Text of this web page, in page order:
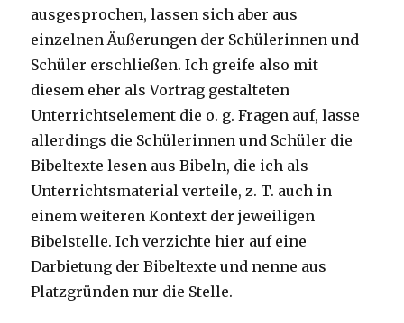
ausgesprochen, lassen sich aber aus
einzelnen Äußerungen der Schülerinnen und
Schüler erschließen. Ich greife also mit
diesem eher als Vortrag gestalteten
Unterrichtselement die o. g. Fragen auf, lasse
allerdings die Schülerinnen und Schüler die
Bibeltexte lesen aus Bibeln, die ich als
Unterrichtsmaterial verteile, z. T. auch in
einem weiteren Kontext der jeweiligen
Bibelstelle. Ich verzichte hier auf eine
Darbietung der Bibeltexte und nenne aus
Platzgründen nur die Stelle.